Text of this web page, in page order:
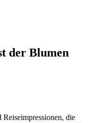
der Blumen
die